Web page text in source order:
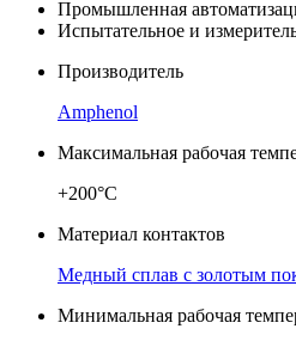
Промышленная
Испытательное и
Производитель
Amphenol
Максимальная рабочая
+200°C
Материал контактов
Медный сплав с золотым
Минимальная рабочая